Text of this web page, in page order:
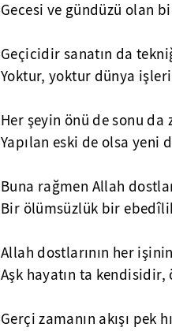
Gecesi ve gündüzü olan
Geçicidir sanatın da
Yoktur, yoktur dünya
Her şeyin önü de sonu
Yapılan eski de olsa yeni
Buna rağmen Allah
Bir ölümsüzlük bir
Allah dostlarının her
Aşk hayatın ta kendisidir,
Gerçi zamanın akışı pek